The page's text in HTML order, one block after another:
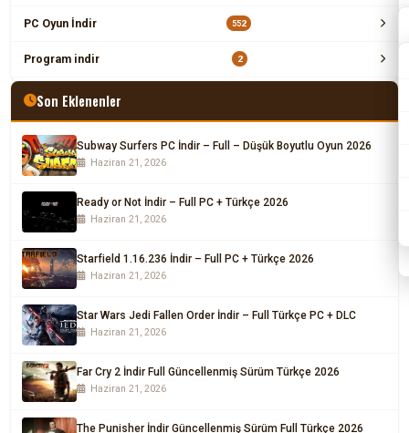
PC Oyun İndir 552
Program indir 2
Son Eklenenler
Subway Surfers PC İndir – Full – Düşük Boyutlu Oyun 2026
Haziran 21, 2026
Ready or Not İndir – Full PC + Türkçe 2026
Haziran 21, 2026
Starfield 1.16.236 İndir – Full PC + Türkçe 2026
Haziran 21, 2026
Star Wars Jedi Fallen Order İndir – Full Türkçe PC + DLC
Haziran 21, 2026
Far Cry 2 İndir Full Güncellenmiş Sürüm Türkçe 2026
Haziran 21, 2026
The Punisher İndir Güncellenmiş Sürüm Full Türkçe 2026